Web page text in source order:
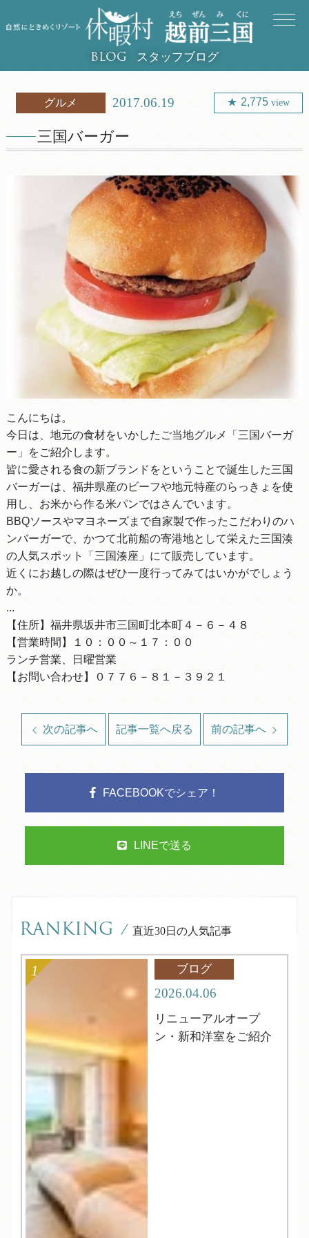
BLOG スタッフブログ
グルメ 2017.06.19 2,775view
三国バーガー
こんにちは。
今日は、地元の食材をいかしたご当地グルメ「三国バーガ
ー」をご紹介します。
皆に愛される食の新ブランドをということで誕生した三国
バーガーは、福井県産のビーフや地元特産のらっきょを使
用し、お米から作る米パンではさんでいます。
BBQソースやマヨネーズまで自家製で作ったこだわりのハ
ンバーガーで、かつて北前船の寄港地として栄えた三国湊
の人気スポット「三国湊座」にて販売しています。
近くにお越しの際はぜひ一度行ってみてはいかがでしょう
か。
...
【住所】福井県坂井市三国町北本町４－６－４８
【営業時間】１０：００～１７：００
ランチ営業、日曜営業
【お問い合わせ】０７７６－８１－３９２１
次の記事へ 記事一覧へ戻る 前の記事へ
FACEBOOKでシェア！
LINEで送る
RANKING / 直近30日の人気記事
ブログ
2026.04.06
リニューアルオープ
ン・新和洋室をご紹介